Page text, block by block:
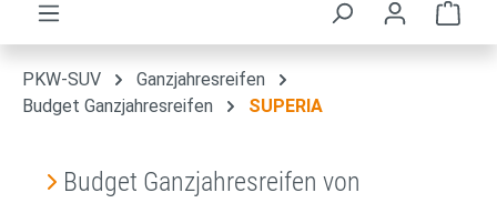
PKW-SUV
Ganzjahresreifen
Budget Ganzjahresreifen
SUPERIA
Budget Ganzjahresreifen von